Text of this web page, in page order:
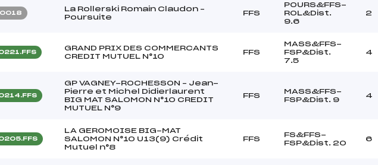
La Rollerski Romain Claudon –
Poursuite
FFS
POURS&FFS-
ROL&Dist.
9.6
2
GRAND PRIX DES COMMERCANTS
CREDIT MUTUEL N°10
FFS
MASS&FFS-
FSP&Dist.
7.5
4
GP VAGNEY-ROCHESSON – Jean-
Pierre et Michel Didierlaurent
BIG MAT SALOMON N°10 CREDIT
MUTUEL N°9
FFS
MASS&FFS-
FSP&Dist. 9
4
LA GEROMOISE BIG-MAT
SALOMON N°10 U13(9) Crédit
Mutuel n°8
FFS
FS&FFS-
FSP&Dist. 20
6